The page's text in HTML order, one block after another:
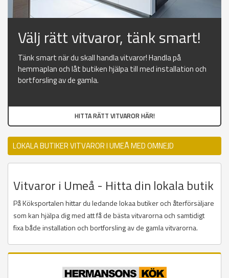
Välj rätt vitvaror, tänk smart!
Tänk smart när du skall handla vitvaror! Handla på
hemmaplan och låt butiken hjälpa till med installation och
bortforsling av de gamla.
HITTA RÄTT VITVAROR HÄR!
LOKALA BUTIKER VITVAROR I UMEÅ MED OMNEJD
Vitvaror i Umeå - Hitta din lokala butik
På Köksportalen hittar du ledande lokaa butiker och återförsäljare
som kan hjälpa dig med att få de bästa vitvarorna och samtidigt
fixa både installation och bortforsling av de gamla vitvarorna.